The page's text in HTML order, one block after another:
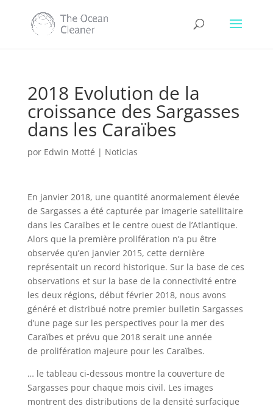
2018 Evolution de la
croissance des Sargasses
dans les Caraïbes
por Edwin Motté | Noticias
En janvier 2018, une quantité anormalement élevée
de Sargasses a été capturée par imagerie satellitaire
dans les Caraïbes et le centre ouest de l’Atlantique.
Alors que la première prolifération n’a pu être
observée qu’en janvier 2015, cette dernière
représentait un record historique. Sur la base de ces
observations et sur la base de la connectivité entre
les deux régions, début février 2018, nous avons
généré et distribué notre premier bulletin Sargasses
d’une page sur les perspectives pour la mer des
Caraïbes et prévu que 2018 serait une année
de prolifération majeure pour les Caraïbes.
… le tableau ci-dessous montre la couverture de
Sargasses pour chaque mois civil. Les images
montrent des distributions de la densité surfacique